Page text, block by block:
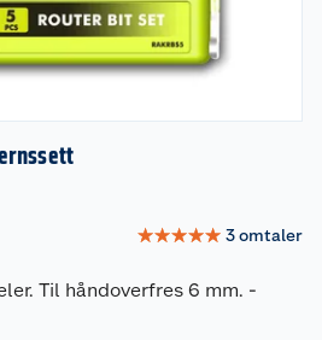
☆☆☆☆☆ 3omtaler
Til håndoverfres 6 mm. -